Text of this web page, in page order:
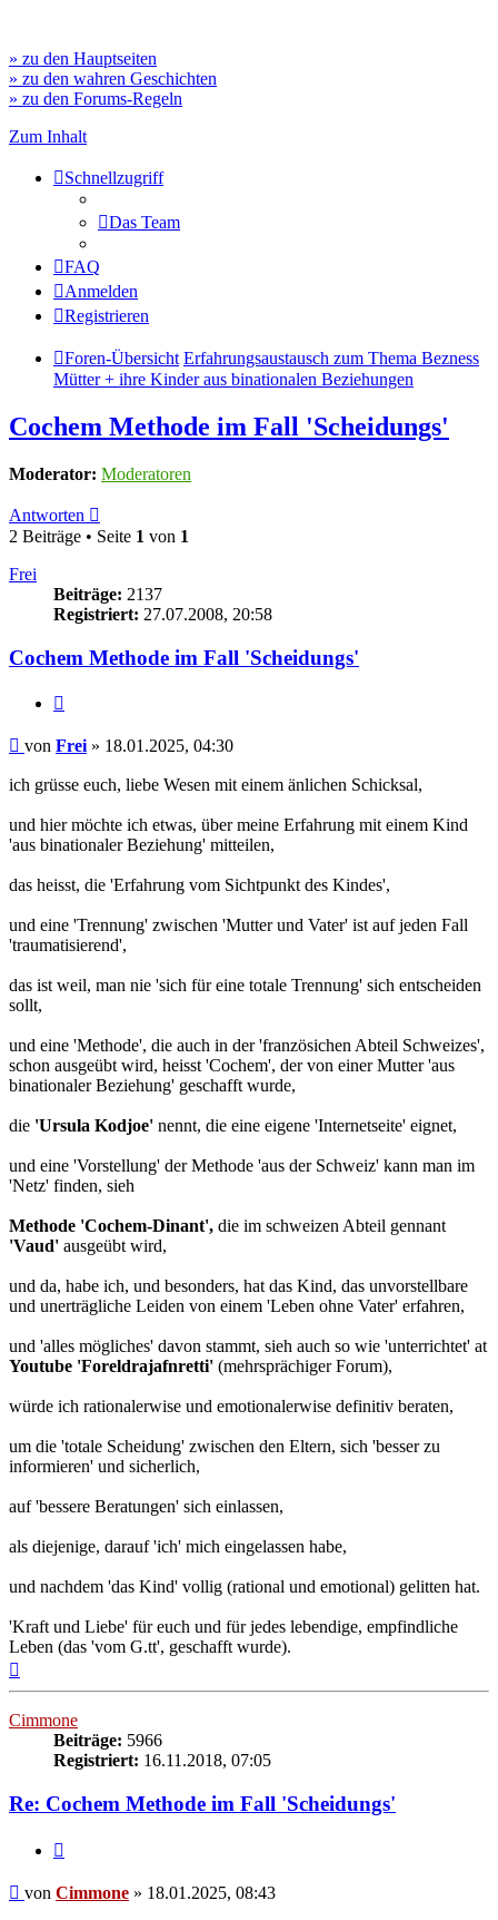
» zu den Hauptseiten
» zu den wahren Geschichten
» zu den Forums-Regeln
Zum Inhalt
Schnellzugriff
Das Team
FAQ
Anmelden
Registrieren
Foren-Übersicht Erfahrungsaustausch zum Thema Bezness
Mütter + ihre Kinder aus binationalen Beziehungen
Cochem Methode im Fall 'Scheidungs'
Moderator: Moderatoren
Antworten
2 Beiträge • Seite 1 von 1
Frei
Beiträge: 2137
Registriert: 27.07.2008, 20:58
Cochem Methode im Fall 'Scheidungs'
Beitrag
von Frei » 18.01.2025, 04:30
ich grüsse euch, liebe Wesen mit einem änlichen Schicksal,
und hier möchte ich etwas, über meine Erfahrung mit einem Kind
'aus binationaler Beziehung' mitteilen,
das heisst, die 'Erfahrung vom Sichtpunkt des Kindes',
und eine 'Trennung' zwischen 'Mutter und Vater' ist auf jeden Fall
'traumatisierend',
das ist weil, man nie 'sich für eine totale Trennung' sich entscheiden
sollt,
und eine 'Methode', die auch in der 'französichen Abteil Schweizes',
schon ausgeübt wird, heisst 'Cochem', der von einer Mutter 'aus
binationaler Beziehung' geschafft wurde,
die 'Ursula Kodjoe' nennt, die eine eigene 'Internetseite' eignet,
und eine 'Vorstellung' der Methode 'aus der Schweiz' kann man im
'Netz' finden, sieh
Methode 'Cochem-Dinant', die im schweizen Abteil gennant
'Vaud' ausgeübt wird,
und da, habe ich, und besonders, hat das Kind, das unvorstellbare
und unerträgliche Leiden von einem 'Leben ohne Vater' erfahren,
und 'alles mögliches' davon stammt, sieh auch so wie 'unterrichtet' at
Youtube 'Foreldrajafnretti' (mehrsprächiger Forum),
würde ich rationalerwise und emotionalerwise definitiv beraten,
um die 'totale Scheidung' zwischen den Eltern, sich 'besser zu
informieren' und sicherlich,
auf 'bessere Beratungen' sich einlassen,
als diejenige, darauf 'ich' mich eingelassen habe,
und nachdem 'das Kind' vollig (rational und emotional) gelitten hat.
'Kraft und Liebe' für euch und für jedes lebendige, empfindliche
Leben (das 'vom G.tt', geschafft wurde).
Cimmone
Beiträge: 5966
Registriert: 16.11.2018, 07:05
Re: Cochem Methode im Fall 'Scheidungs'
Beitrag
von Cimmone » 18.01.2025, 08:43